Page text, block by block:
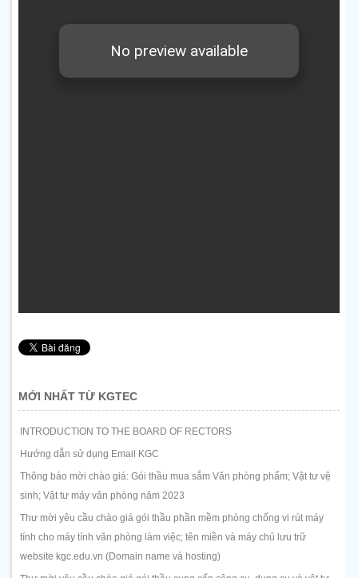
MỚI NHẤT TỪ KGTEC
INTRODUCTION TO THE BOARD OF RECTORS
Hướng dẫn sử dụng Email KGC
Thông báo mời chào giá: Gói thầu mua sắm Văn phòng phẩm; Vật tư vệ
sinh; Vật tư máy văn phòng năm 2023
Thư mời yêu cầu chào giá gói thầu phần mềm phòng chống vi rút máy
tính cho máy tính văn phòng làm việc; tên miền và máy chủ lưu trữ
website kgc.edu.vn (Domain name và hosting)